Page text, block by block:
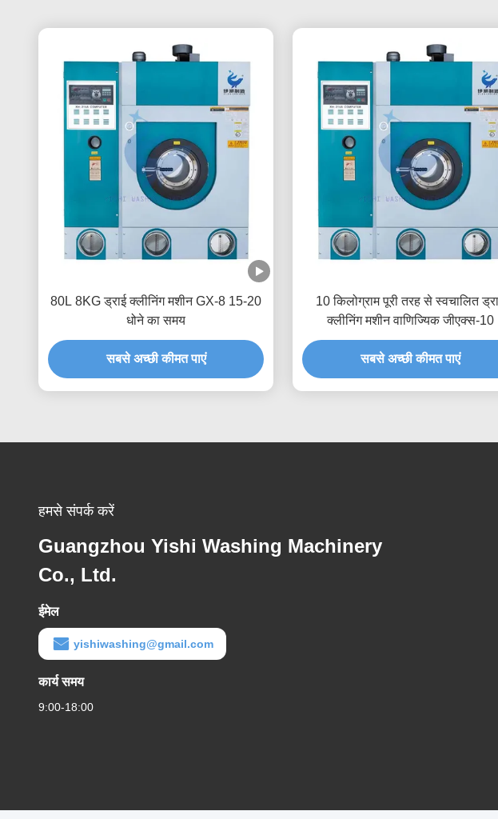
80L 8KG ड्राई क्लीनिंग मशीन GX-8 15-20
धोने का समय
सबसे अच्छी कीमत पाएं
10 किलोग्राम पूरी तरह से स्वचालित
क्लीनिंग मशीन वाणिज्यिक जीएक्स-10
सबसे अच्छी कीमत पाएं
हमसे संपर्क करें
Guangzhou Yishi Washing Machinery
Co., Ltd.
ईमेल
yishiwashing@gmail.com
कार्य समय
9:00-18:00